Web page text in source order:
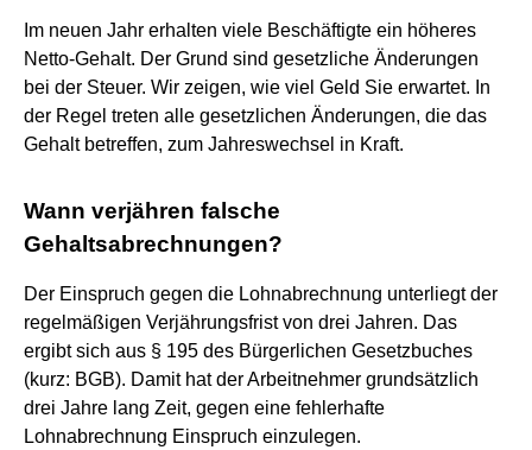
Im neuen Jahr erhalten viele Beschäftigte ein höheres
Netto-Gehalt. Der Grund sind gesetzliche Änderungen
bei der Steuer. Wir zeigen, wie viel Geld Sie erwartet. In
der Regel treten alle gesetzlichen Änderungen, die das
Gehalt betreffen, zum Jahreswechsel in Kraft.
Wann verjähren falsche
Gehaltsabrechnungen?
Der Einspruch gegen die Lohnabrechnung unterliegt der
regelmäßigen Verjährungsfrist von drei Jahren. Das
ergibt sich aus § 195 des Bürgerlichen Gesetzbuches
(kurz: BGB). Damit hat der Arbeitnehmer grundsätzlich
drei Jahre lang Zeit, gegen eine fehlerhafte
Lohnabrechnung Einspruch einzulegen.